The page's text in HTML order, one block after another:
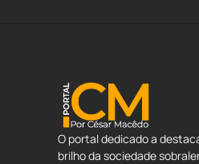
O portal dedicado a
brilho da sociedade